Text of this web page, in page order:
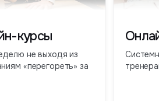
курсы
не выходя из
«перегореть» за